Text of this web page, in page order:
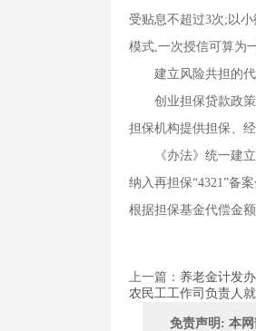
受贴息不超过3次;以
模式,一次授信可算为
建立风险共担的代
创业担保贷款政策
担保机构提供担保、
《办法》统一建立
纳入再担保“4321”备
根据担保基金代偿金
上一篇： 养老金计发
农民工工作司负责人
免责声明: 本